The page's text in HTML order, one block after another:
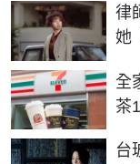
律
她
全
茶
台